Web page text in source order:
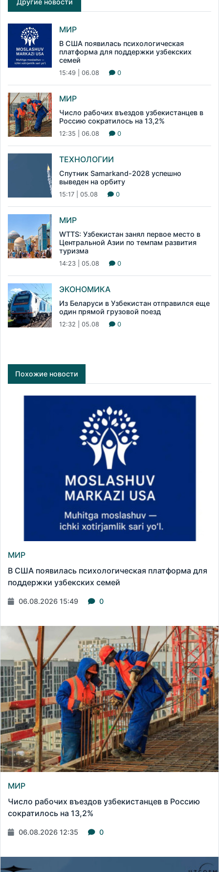
Другие новости
МИР
В США появилась психологическая
платформа для поддержки узбекских
семей
15:49 | 06.08 0
МИР
Число рабочих въездов узбекистанцев в
Россию сократилось на 13,2%
12:35 | 06.08 0
ТЕХНОЛОГИИ
Спутник Samarkand-2028 успешно
выведен на орбиту
15:17 | 05.08 0
МИР
WTTS: Узбекистан занял первое место в
Центральной Азии по темпам развития
туризма
14:23 | 05.08 0
ЭКОНОМИКА
Из Беларуси в Узбекистан отправился еще
один прямой грузовой поезд
12:32 | 05.08 0
Похожие новости
МИР
В США появилась психологическая платформа для
поддержки узбекских семей
06.08.2026 15:49 0
МИР
Число рабочих въездов узбекистанцев в Россию
сократилось на 13,2%
06.08.2026 12:35 0